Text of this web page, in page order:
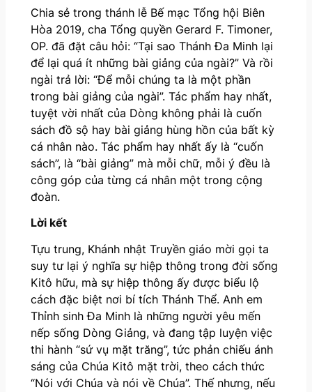
Chia sẻ trong thánh lễ Bế mạc Tổng hội Biên
Hòa 2019, cha Tổng quyền Gerard F. Timoner,
OP. đã đặt câu hỏi: “Tại sao Thánh Đa Minh lại
để lại quá ít những bài giảng của ngài?” Và rồi
ngài trả lời: “Để mỗi chúng ta là một phần
trong bài giảng của ngài”. Tác phẩm hay nhất,
tuyệt vời nhất của Dòng không phải là cuốn
sách đồ sộ hay bài giảng hùng hồn của bất kỳ
cá nhân nào. Tác phẩm hay nhất ấy là “cuốn
sách”, là “bài giảng” mà mỗi chữ, mỗi ý đều là
công góp của từng cá nhân một trong cộng
đoàn.
Lời kết
Tựu trung, Khánh nhật Truyền giáo mời gọi ta
suy tư lại ý nghĩa sự hiệp thông trong đời sống
Kitô hữu, mà sự hiệp thông ấy được biểu lộ
cách đặc biệt nơi bí tích Thánh Thể. Anh em
Thỉnh sinh Đa Minh là những người yêu mến
nếp sống Dòng Giảng, và đang tập luyện việc
thi hành “sứ vụ mặt trăng”, tức phản chiếu ánh
sáng của Chúa Kitô mặt trời, theo cách thức
“Nói với Chúa và nói về Chúa”. Thế nhưng, nếu